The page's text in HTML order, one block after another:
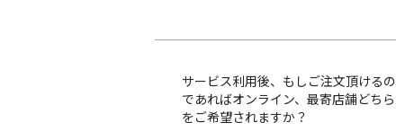
サービス利用後、もしご注文頂けるの
であればオンライン、最寄店舗どちら
をご希望されますか？